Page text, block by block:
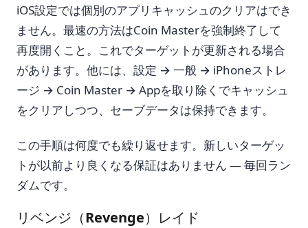
iOS設定では個別のアプリキャッシュのクリアはでき
ません。最速の方法はCoin Masterを強制終了して
再度開くこと。これでターゲットが更新される場合
があります。他には、設定 → 一般 → iPhoneストレ
ージ → Coin Master → Appを取り除くでキャッシュ
をクリアしつつ、セーブデータは保持できます。
この手順は何度でも繰り返せます。新しいターゲッ
トが以前より良くなる保証はありません — 毎回ラン
ダムです。
リベンジ（Revenge）レイド